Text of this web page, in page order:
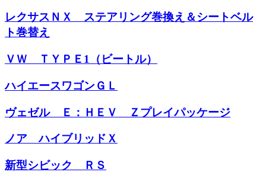
レクサスＮＸ ステアリング巻換え＆シートベル
ト巻替え
ＶＷ ＴＹＰＥ1（ビートル）
ハイエースワゴンＧＬ
ヴェゼル Ｅ：ＨＥＶ Ｚプレイパッケージ
ノア ハイブリッドＸ
新型シビック ＲＳ